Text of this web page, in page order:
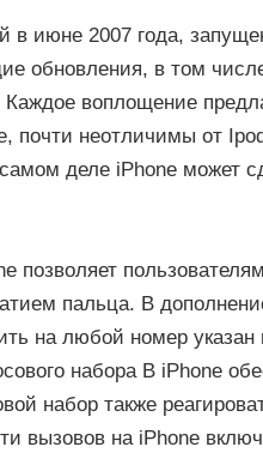
июне 2007 года,
обновления, в том
воплощение
неотличимы от
деле iPhone может
позволяет
пальца. В
на любой номер
набора В iPhone
набор также
вызовов на iPhone